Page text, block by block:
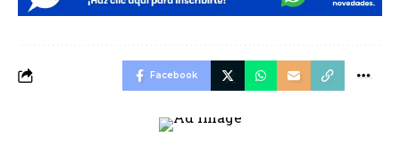
Facebook